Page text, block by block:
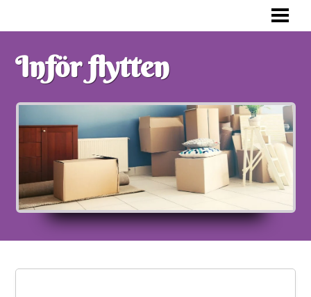
FLYTTPACKA RÄTT
VAD SKA MAN TÄNKA PÅ
BLOGG
Inför flytten